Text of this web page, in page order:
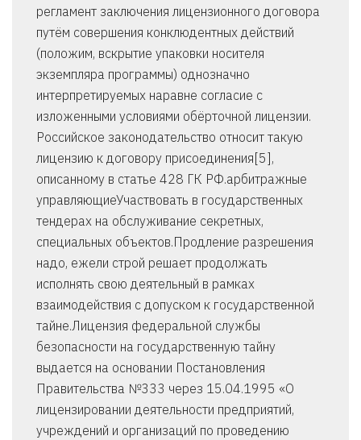
регламент заключения лицензионного договора
путём совершения конклюдентных действий
(положим, вскрытие упаковки носителя
экземпляра программы) однозначно
интерпретируемых наравне согласие с
изложенными условиями обёрточной лицензии.
Российское законодательство относит такую
лицензию к договору присоединения[5],
описанному в статье 428 ГК РФ.арбитражные
управляющиеУчаствовать в государственных
тендерах на обслуживание секретных,
специальных объектов.Продление разрешения
надо, ежели строй решает продолжать
исполнять свою деятельный в рамках
взаимодействия с допуском к государственной
тайне.Лицензия федеральной службы
безопасности на государственную тайну
выдается на основании Постановления
Правительства №333 через 15.04.1995 «О
лицензировании деятельности предприятий,
учреждений и организаций по проведению